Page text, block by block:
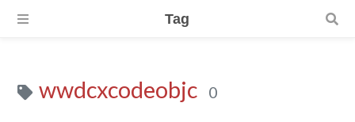
Tag
wwdcxcodeobjc 0